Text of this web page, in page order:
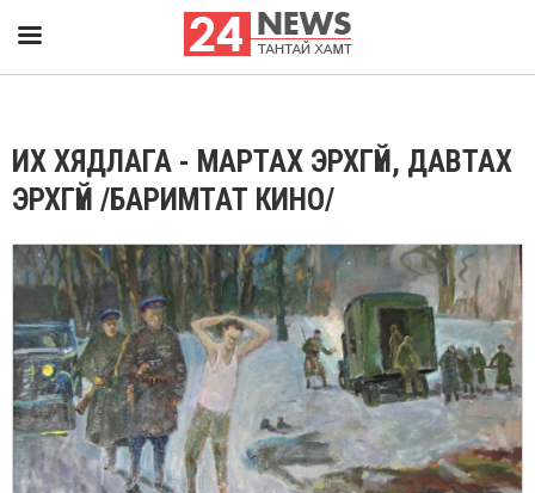
ИХ ХЯДЛАГА - МАРТАХ ЭРХГҮЙ, ДАВТАХ
ЭРХГҮЙ /БАРИМТАТ КИНО/